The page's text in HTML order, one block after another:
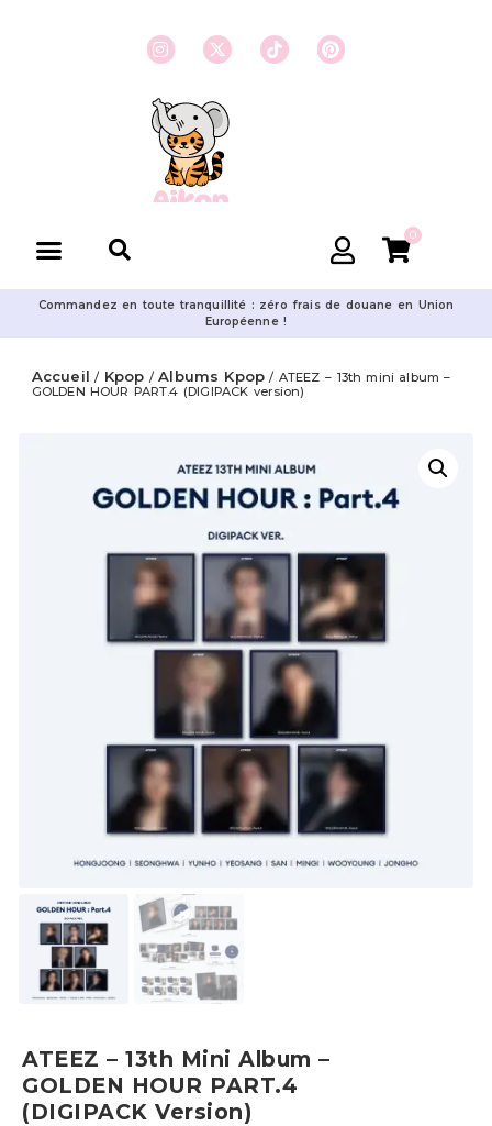
0
Commandez en toute tranquillité : zéro frais de douane en Union
Européenne !
Accueil / Kpop /Albums Kpop/ ATEEZ – 13th mini album –
GOLDEN HOUR PART.4 (DIGIPACK version)
ATEEZ – 13th Mini Album –
GOLDEN HOUR PART.4
(DIGIPACK Version)